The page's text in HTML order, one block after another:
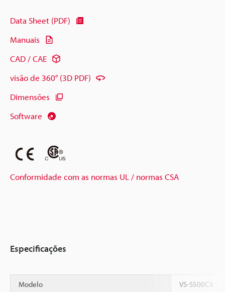
Data Sheet (PDF)
Manuais
CAD / CAE
visão de 360° (3D PDF)
Dimensões
Software
Conformidade com as normas UL / normas CSA
Especificações
Modelo VS-S500CX